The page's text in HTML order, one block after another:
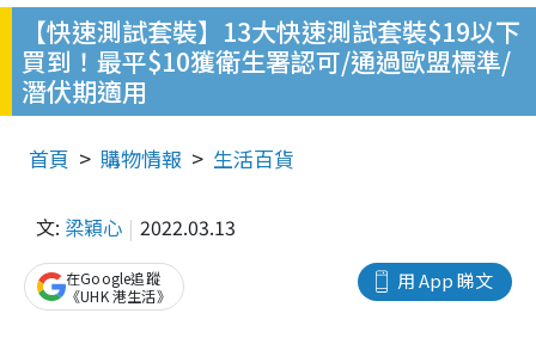
【快速測試套裝】13大快速測試套裝$19以下
買到！最平$10獲衛生署認可/通過歐盟標準/
潛伏期適用
首頁 購物情報 生活百貨
文: 梁穎心 2022.03.13
用 App 睇文
在Google追蹤
《UHK 港生活》